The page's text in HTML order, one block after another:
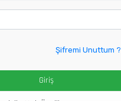
Şifremi Unuttum ?